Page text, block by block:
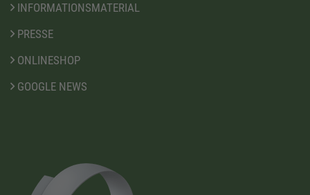
INFORMATIONSMATERIAL
PRESSE
ONLINESHOP
GOOGLE NEWS